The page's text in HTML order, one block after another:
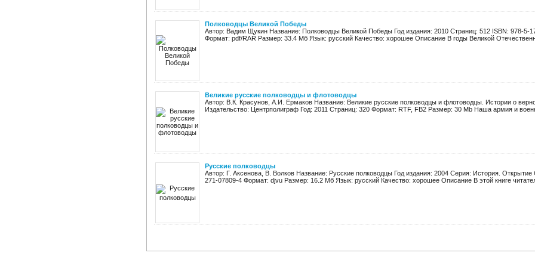
Полководцы Великой Победы
Автор: Вадим Щукин Название: Полководцы Великой Победы Год издания: 2010 Страниц: 512 ISBN: 978-5-
Формат: pdf/RAR Размер: 33.4 Мб Язык: русский Качество: хорошее Описание В годы Великой
Великие русские полководцы и флотоводцы
Автор: В.К. Красунов, А.И. Ермаков Название: Великие русские полководцы и флотоводцы. Истории о
Издательство: Центрполиграф Год: 2011 Страниц: 320 Формат: RTF, FB2 Размер: 30 Mb Наша армия и
Русские полководцы
Автор: Г. Аксенова, В. Волков Название: Русские полководцы Год издания: 2004 Серия: История.
271-07809-4 Формат: djvu Размер: 16.2 Мб Язык: русский Качество: хорошее Описание В этой книге